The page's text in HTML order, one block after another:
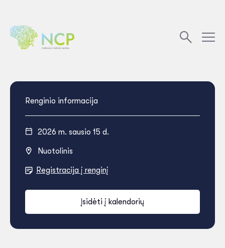
Renginio informacija
2026 m. sausio 15 d.
Nuotolinis
Registracija į renginį
Įsidėti į kalendorių